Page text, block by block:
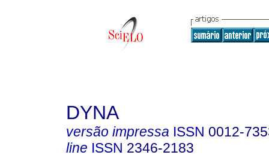
DYNA
versão impressa ISSN 0012-
line ISSN 2346-2183